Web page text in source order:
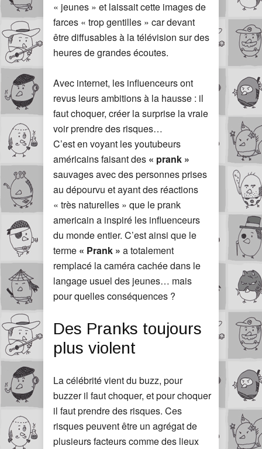
« jeunes » et laissait cette images de
farces « trop gentilles » car devant
être diffusables à la télévision sur des
heures de grandes écoutes.
Avec internet, les influenceurs ont
revus leurs ambitions à la hausse : il
faut choquer, créer la surprise la vraie
voir prendre des risques…
C’est en voyant les youtubeurs
américains faisant des « prank »
sauvages avec des personnes prises
au dépourvu et ayant des réactions
« très naturelles » que le prank
americain a inspiré les influenceurs
du monde entier. C’est ainsi que le
terme « Prank » a totalement
remplacé la caméra cachée dans le
langage usuel des jeunes… mais
pour quelles conséquences ?
Des Pranks toujours
plus violent
La célébrité vient du buzz, pour
buzzer il faut choquer, et pour choquer
il faut prendre des risques. Ces
risques peuvent être un agrégat de
plusieurs facteurs comme des lieux